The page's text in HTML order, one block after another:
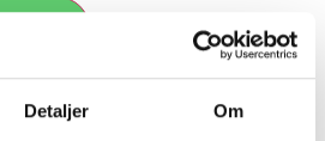
Detaljer Om